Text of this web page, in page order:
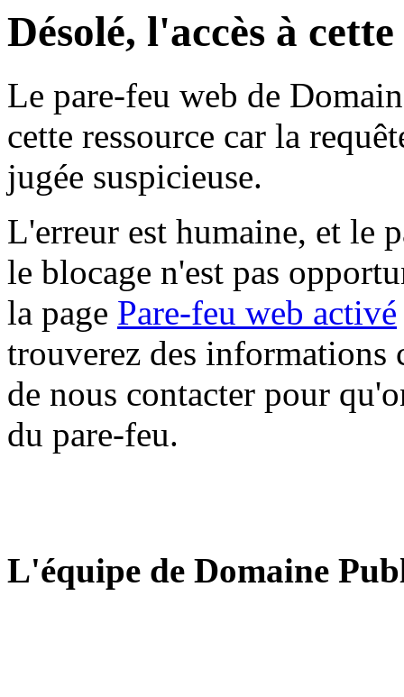
Désolé, l'accès à
Le pare-feu web de
cette ressource car la
jugée suspicieuse.
L'erreur est humaine, et le
le blocage n'est pas
la page Pare-feu web activé
trouverez des informations
de nous contacter pour
du pare-feu.
L'équipe de Domaine